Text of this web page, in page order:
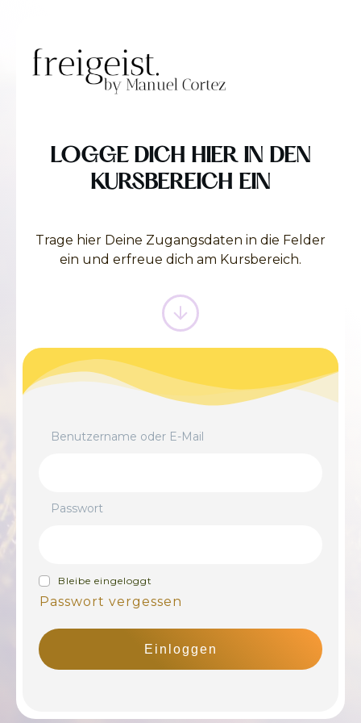
LOGGE DICH HIER IN DEN
KURSBEREICH EIN
Trage hier Deine Zugangsdaten in die Felder
ein und erfreue dich am Kursbereich.
Benutzername oder E-Mail
Passwort
Bleibe eingeloggt
Passwort vergessen
Einloggen